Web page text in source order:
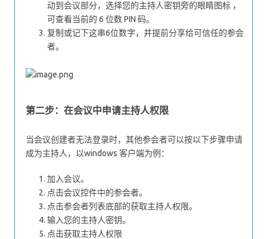
动到会议部分，选择您的主持人密钥旁的眼睛图标 ，
可查看当前的 6 位数 PIN 码。
复制或记下这串6位数字，并提前分享给可信任的参会
者。
第二步：在会议中申请主持人权限
当会议创建者无法登录时，其他参会者可以按以下步骤申请
成为主持人，以windows 客户端为例：
加入会议。
点击会议控件中的参会者。
点击参会者列表底部的获取主持人权限。
输入您的主持人密钥。
点击获取主持人权限